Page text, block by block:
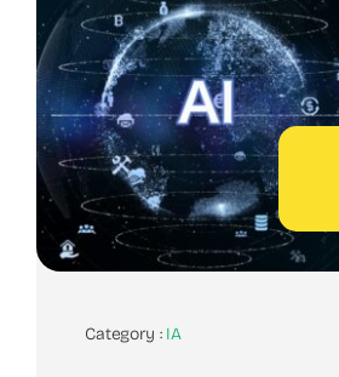
Category : IA